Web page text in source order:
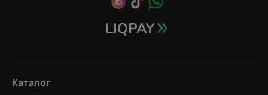
Каталог